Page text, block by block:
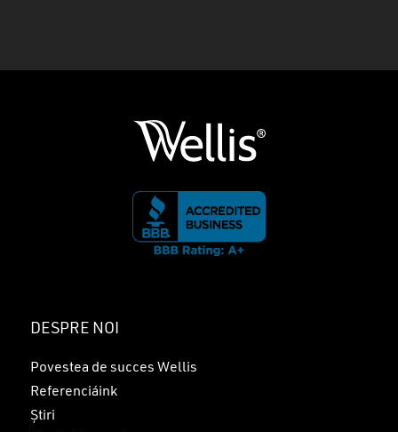
GO TO SHOP
DESPRE NOI
Povestea de succes Wellis
Referenciáink
Știri